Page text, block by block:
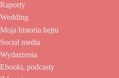
Raporty
Wedding
Moja historia hejtu
Social media
Wydarzenia
Ebooki, podcasty